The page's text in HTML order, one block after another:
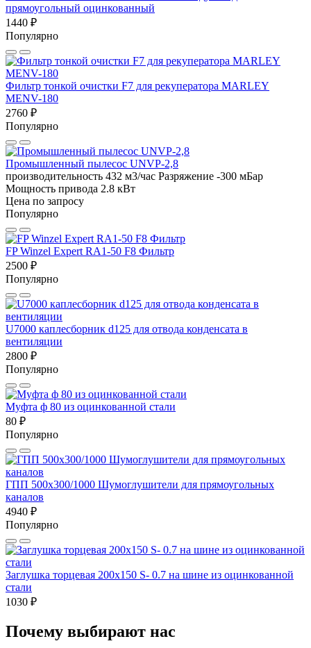
прямоугольный оцинкованный
1440 ₽
Популярно
Фильтр тонкой очистки F7 для рекуператора MARLEY
MENV-180
2760 ₽
Популярно
Промышленный пылесос UNVP-2,8
производительность 432 м3/час Разряжение -300 мБар
Мощность привода 2.8 кВт
Цена по запросу
Популярно
FP Winzel Expert RA1-50 F8 Фильтр
2500 ₽
Популярно
U7000 каплесборник d125 для отвода конденсата в
вентиляции
2800 ₽
Популярно
Муфта ф 80 из оцинкованной стали
80 ₽
Популярно
ГПП 500х300/1000 Шумоглушители для прямоугольных
каналов
4940 ₽
Популярно
Заглушка торцевая 200x150 S- 0.7 на шине из оцинкованной
стали
1030 ₽
Почему выбирают нас